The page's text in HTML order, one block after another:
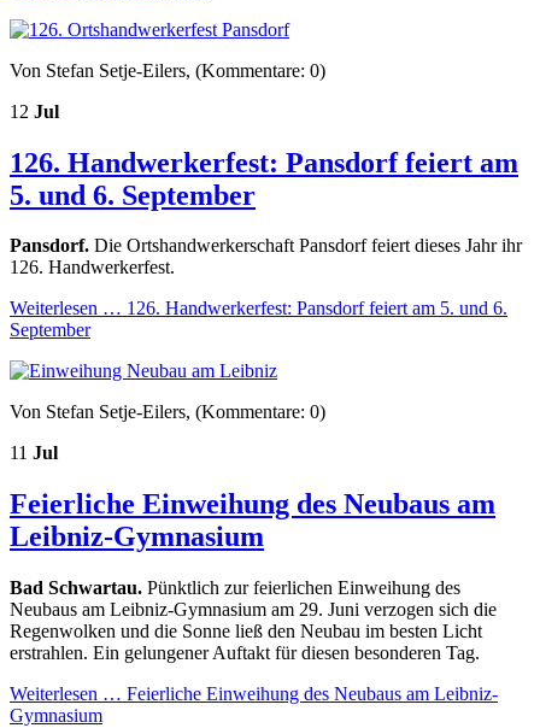
Von Stefan Setje-Eilers, (Kommentare: 0)
12 Jul
126. Handwerkerfest: Pansdorf feiert am
5. und 6. September
Pansdorf. Die Ortshandwerkerschaft Pansdorf feiert dieses Jahr ihr
126. Handwerkerfest.
Weiterlesen … 126. Handwerkerfest: Pansdorf feiert am 5. und 6.
September
Von Stefan Setje-Eilers, (Kommentare: 0)
11 Jul
Feierliche Einweihung des Neubaus am
Leibniz-Gymnasium
Bad Schwartau. Pünktlich zur feierlichen Einweihung des
Neubaus am Leibniz-Gymnasium am 29. Juni verzogen sich die
Regenwolken und die Sonne ließ den Neubau im besten Licht
erstrahlen. Ein gelungener Auftakt für diesen besonderen Tag.
Weiterlesen … Feierliche Einweihung des Neubaus am Leibniz-
Gymnasium